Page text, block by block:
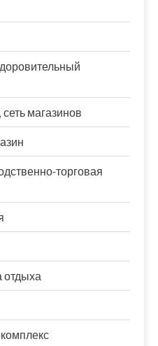
магазинов
торговая
отдыха